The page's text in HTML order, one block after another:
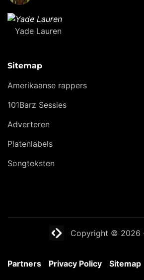
Yade Lauren
Sitemap
Amerikaanse rappers
101Barz Sessies
Adverteren
Platenlabels
Songteksten
Website laten
Copyright © 2026
Partners Privacy Policy Sitemap